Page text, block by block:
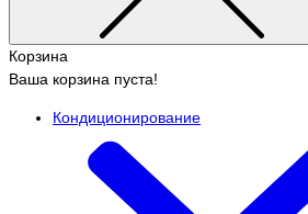
Корзина
Ваша корзина пуста!
Кондиционирование